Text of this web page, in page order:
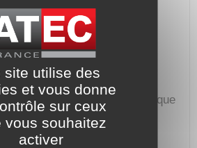
65 m³/h.
Hauteur manométrique
max. : 22 m.
article :237752
site utilise des
et vous donne
sur ceux
vous souhaitez
activer